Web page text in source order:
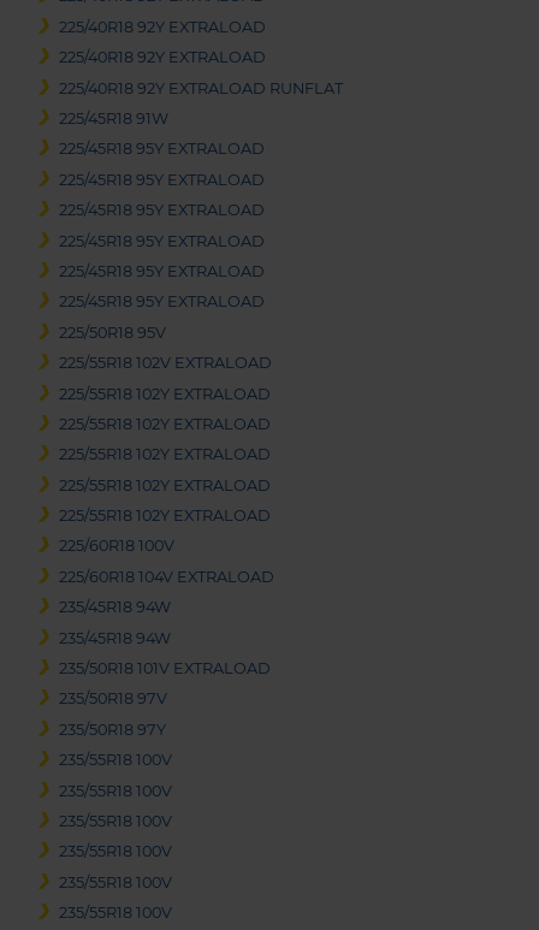
225/40R18 92Y EXTRALOAD
225/40R18 92Y EXTRALOAD
225/40R18 92Y EXTRALOAD RUNFLAT
225/45R18 91W
225/45R18 95Y EXTRALOAD
225/45R18 95Y EXTRALOAD
225/45R18 95Y EXTRALOAD
225/45R18 95Y EXTRALOAD
225/45R18 95Y EXTRALOAD
225/45R18 95Y EXTRALOAD
225/50R18 95V
225/55R18 102V EXTRALOAD
225/55R18 102Y EXTRALOAD
225/55R18 102Y EXTRALOAD
225/55R18 102Y EXTRALOAD
225/55R18 102Y EXTRALOAD
225/55R18 102Y EXTRALOAD
225/60R18 100V
225/60R18 104V EXTRALOAD
235/45R18 94W
235/45R18 94W
235/50R18 101V EXTRALOAD
235/50R18 97V
235/50R18 97Y
235/55R18 100V
235/55R18 100V
235/55R18 100V
235/55R18 100V
235/55R18 100V
235/55R18 100V